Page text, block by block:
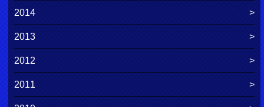
2014
2013
2012
2011